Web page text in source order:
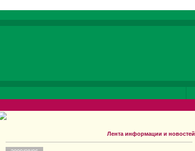
Лента информации и новостей